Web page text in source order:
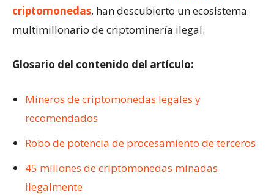
criptomonedas, han descubierto un ecosistema
multimillonario de criptominería ilegal.
Glosario del contenido del artículo:
Mineros de criptomonedas legales y
recomendados
Robo de potencia de procesamiento de terceros
45 millones de criptomonedas minadas
ilegalmente